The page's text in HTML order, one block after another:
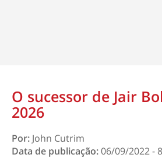
O sucessor de Jair
2026
Por: John Cutrim
Data de publicação:06/09/2022 -